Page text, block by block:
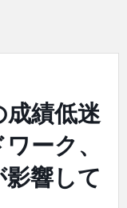
績低迷
ーク、
響して